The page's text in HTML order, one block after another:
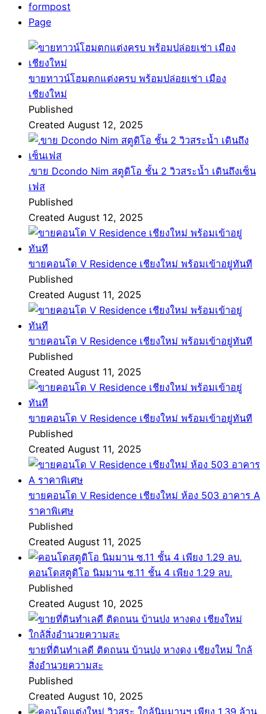
formpost
Page
ขายทาวน์โฮมตกแต่งครบ พร้อมปล่อยเช่า เมือง
เชียงใหม่
Published
Created August 12, 2025
.ขาย Dcondo Nim สตูดิโอ ชั้น 2 วิวสระน้ำ เดินถึงเซ็น
เฟส
Published
Created August 12, 2025
ขายคอนโด V Residence เชียงใหม่ พร้อมเข้าอยู่ทันที
Published
Created August 11, 2025
ขายคอนโด V Residence เชียงใหม่ พร้อมเข้าอยู่ทันที
Published
Created August 11, 2025
ขายคอนโด V Residence เชียงใหม่ พร้อมเข้าอยู่ทันที
Published
Created August 11, 2025
ขายคอนโด V Residence เชียงใหม่ ห้อง 503 อาคาร A
ราคาพิเศษ
Published
Created August 11, 2025
คอนโดสตูดิโอ นิมมาน ซ.11 ชั้น 4 เพียง 1.29 ลบ.
Published
Created August 10, 2025
ขายที่ดินทำเลดี ติดถนน บ้านปง หางดง เชียงใหม่ ใกล้
สิ่งอำนวยความสะ
Published
Created August 10, 2025